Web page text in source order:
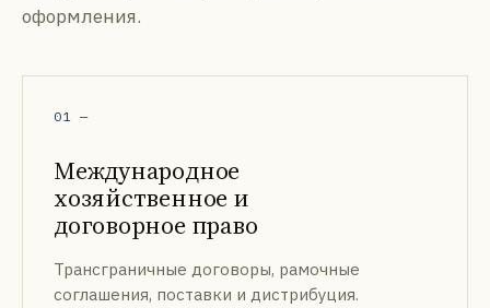
оформления.
01—
Международное
хозяйственное и
договорное право
Трансграничные договоры, рамочные
соглашения, поставки и дистрибуция.